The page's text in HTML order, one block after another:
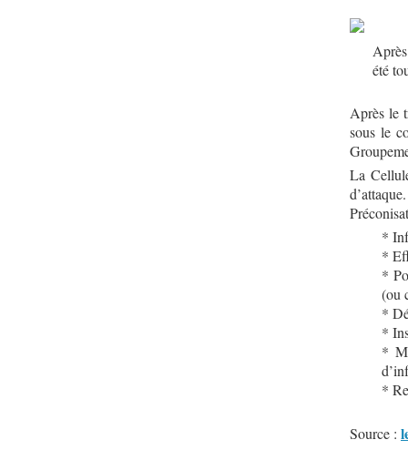
été
Après le
sous le
La
d’attaque.
*
*
*
(ou
*
*
*
*
Source :